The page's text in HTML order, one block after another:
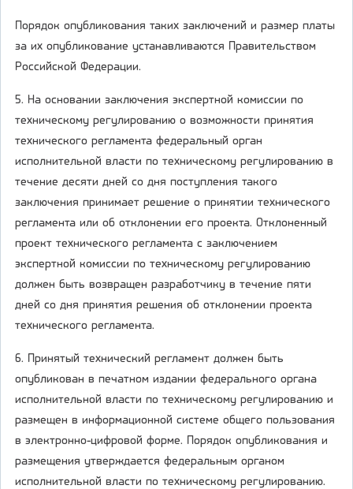
Порядок опубликования таких заключений и размер платы
за их опубликование устанавливаются Правительством
Российской Федерации.
5. На основании заключения экспертной комиссии по
техническому регулированию о возможности принятия
технического регламента федеральный орган
исполнительной власти по техническому регулированию в
течение десяти дней со дня поступления такого
заключения принимает решение о принятии технического
регламента или об отклонении его проекта. Отклоненный
проект технического регламента с заключением
экспертной комиссии по техническому регулированию
должен быть возвращен разработчику в течение пяти
дней со дня принятия решения об отклонении проекта
технического регламента.
6. Принятый технический регламент должен быть
опубликован в печатном издании федерального органа
исполнительной власти по техническому регулированию и
размещен в информационной системе общего пользования
в электронно-цифровой форме. Порядок опубликования и
размещения утверждается федеральным органом
исполнительной власти по техническому регулированию.